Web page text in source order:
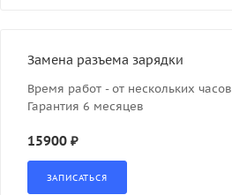
Замена разъема зарядки
Время работ - от нескольких часов
Гарантия 6 месяцев
15900 ₽